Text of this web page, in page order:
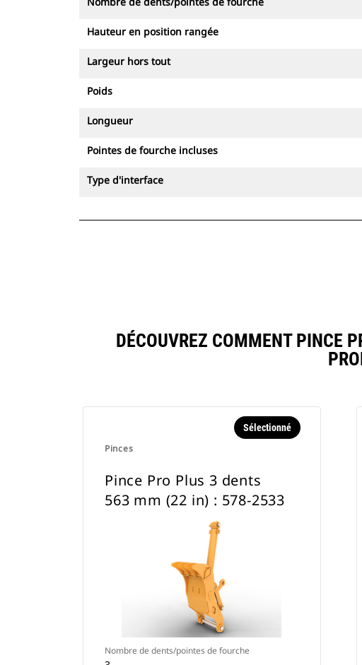
Hauteur en position rangée
Largeur hors tout
Poids
Longueur
Pointes de fourche incluses
Type d'interface
DÉCOUVREZ COMMENT PINCE
Pinces
Sélectionné
Pince Pro Plus 3 dents
563 mm (22 in) : 578-2533
Nombre de dents/pointes de fourche